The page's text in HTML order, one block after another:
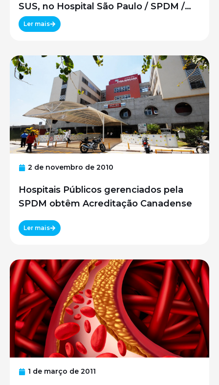
SUS, no Hospital São Paulo / SPDM /
UNIFESP
Ler mais
2 de novembro de 2010
Hospitais Públicos gerenciados pela
SPDM obtêm Acreditação Canadense
Ler mais
1 de março de 2011